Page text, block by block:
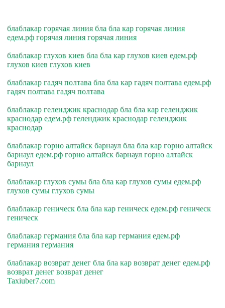
блаблакар горячая линия бла бла кар горячая линия
едем.рф горячая линия горячая линия
блаблакар глухов киев бла бла кар глухов киев едем.рф
глухов киев глухов киев
блаблакар гадяч полтава бла бла кар гадяч полтава едем.рф
гадяч полтава гадяч полтава
блаблакар геленджик краснодар бла бла кар геленджик
краснодар едем.рф геленджик краснодар геленджик
краснодар
блаблакар горно алтайск барнаул бла бла кар горно алтайск
барнаул едем.рф горно алтайск барнаул горно алтайск
барнаул
блаблакар глухов сумы бла бла кар глухов сумы едем.рф
глухов сумы глухов сумы
блаблакар геническ бла бла кар геническ едем.рф геническ
геническ
блаблакар германия бла бла кар германия едем.рф
германия германия
блаблакар возврат денег бла бла кар возврат денег едем.рф
возврат денег возврат денег
Taxiuber7.com